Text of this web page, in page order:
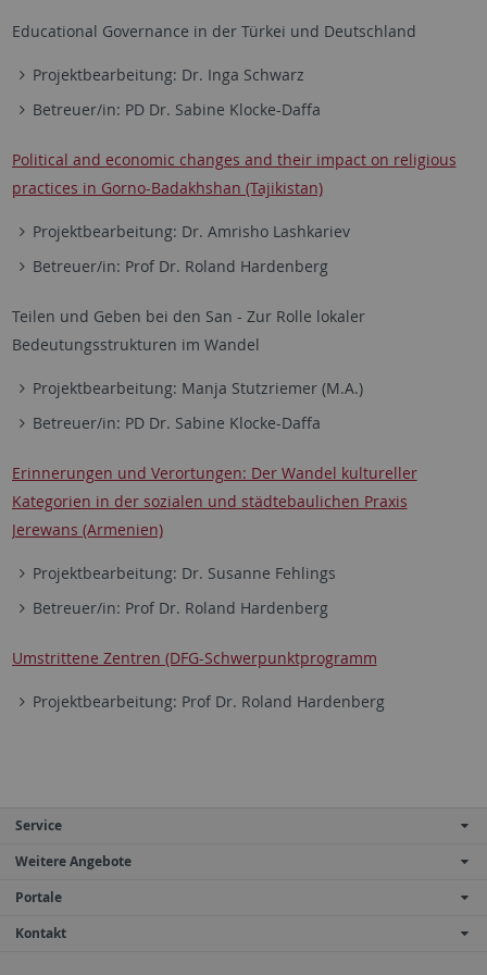
Educational Governance in der Türkei und Deutschland
Projektbearbeitung: Dr. Inga Schwarz
Betreuer/in: PD Dr. Sabine Klocke-Daffa
Political and economic changes and their impact on religious
practices in Gorno-Badakhshan (Tajikistan)
Projektbearbeitung: Dr. Amrisho Lashkariev
Betreuer/in: Prof Dr. Roland Hardenberg
Teilen und Geben bei den San - Zur Rolle lokaler
Bedeutungsstrukturen im Wandel
Projektbearbeitung: Manja Stutzriemer (M.A.)
Betreuer/in: PD Dr. Sabine Klocke-Daffa
Erinnerungen und Verortungen: Der Wandel kultureller
Kategorien in der sozialen und städtebaulichen Praxis
Jerewans (Armenien)
Projektbearbeitung: Dr. Susanne Fehlings
Betreuer/in: Prof Dr. Roland Hardenberg
Umstrittene Zentren (DFG-Schwerpunktprogramm
Projektbearbeitung: Prof Dr. Roland Hardenberg
Service
Weitere Angebote
Portale
Kontakt